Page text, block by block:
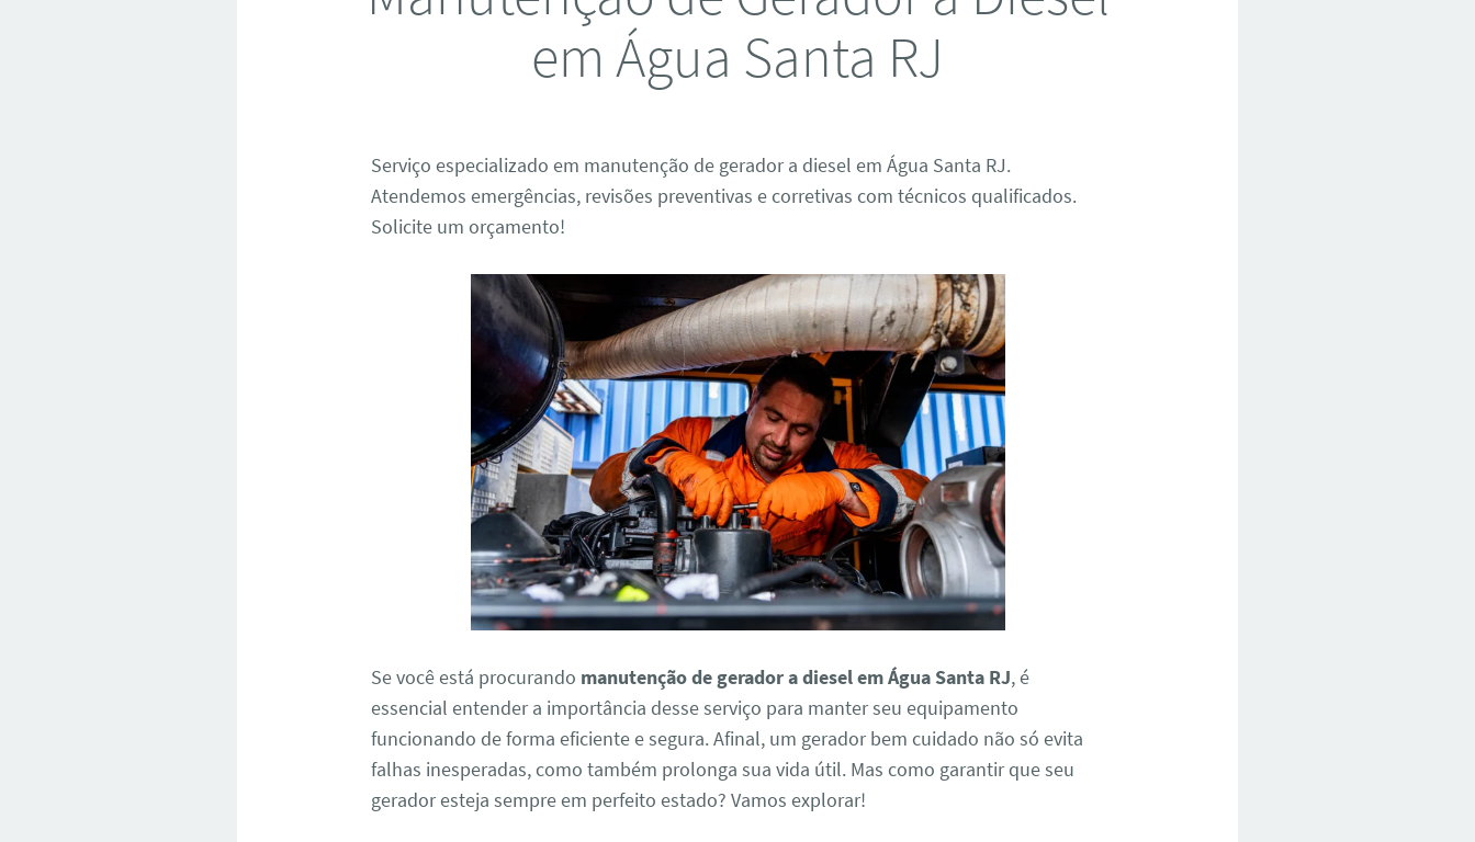
em Água Santa RJ
Serviço especializado em manutenção de gerador a diesel em Água Santa RJ.
Atendemos emergências, revisões preventivas e corretivas com técnicos qualificados.
Solicite um orçamento!
Se você está procurando manutenção de gerador a diesel em Água Santa RJ, é
essencial entender a importância desse serviço para manter seu equipamento
funcionando de forma eficiente e segura. Afinal, um gerador bem cuidado não só evita
falhas inesperadas, como também prolonga sua vida útil. Mas como garantir que seu
gerador esteja sempre em perfeito estado? Vamos explorar!